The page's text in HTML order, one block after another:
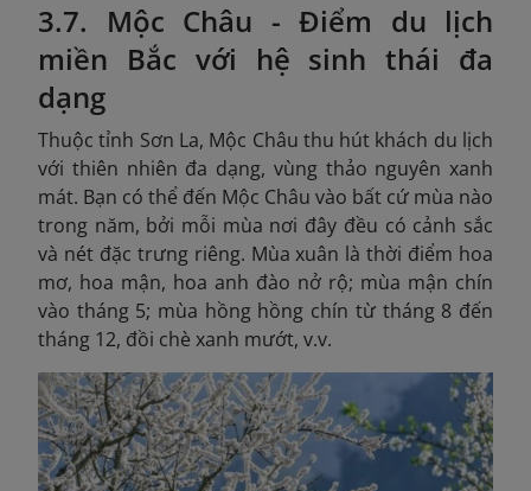
3.7. Mộc Châu - Điểm du lịch
miền Bắc với hệ sinh thái đa
dạng
Thuộc tỉnh Sơn La, Mộc Châu thu hút khách du lịch
với thiên nhiên đa dạng, vùng thảo nguyên xanh
mát. Bạn có thể đến Mộc Châu vào bất cứ mùa nào
trong năm, bởi mỗi mùa nơi đây đều có cảnh sắc
và nét đặc trưng riêng. Mùa xuân là thời điểm hoa
mơ, hoa mận, hoa anh đào nở rộ; mùa mận chín
vào tháng 5; mùa hồng hồng chín từ tháng 8 đến
tháng 12, đồi chè xanh mướt, v.v.